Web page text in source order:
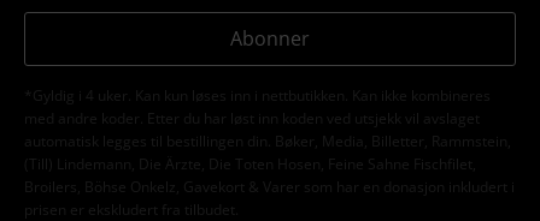
Abonner
*Gyldig i 4 uker. Kan kun løses inn i nettbutikken. Kan ikke kombineres
med andre koder. Etter du har løst inn koden ved utsjekk vil avslaget
automatisk legges til bestillingen din. Bøker, Media, Billetter, Rammstein,
(Till) Lindemann, Die Ärzte, Die Toten Hosen, Feine Sahne Fischfilet,
Broilers, Böhse Onkelz, Gavekort & Varer som har en donasjon inkludert i
prisen er ekskludert fra tilbudet.